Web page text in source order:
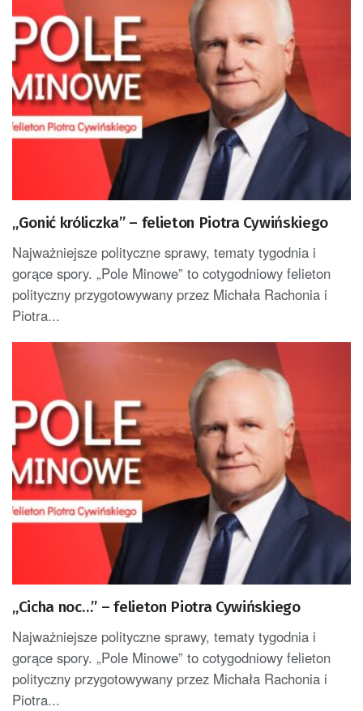
„Gonić króliczka” – felieton Piotra Cywińskiego
Najważniejsze polityczne sprawy, tematy tygodnia i
gorące spory. „Pole Minowe” to cotygodniowy felieton
polityczny przygotowywany przez Michała Rachonia i
Piotra...
„Cicha noc…” – felieton Piotra Cywińskiego
Najważniejsze polityczne sprawy, tematy tygodnia i
gorące spory. „Pole Minowe” to cotygodniowy felieton
polityczny przygotowywany przez Michała Rachonia i
Piotra...